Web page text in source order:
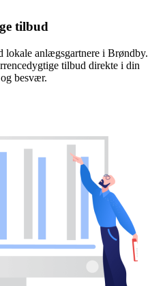
tilbud
lokale anlægsgartnere i Brøndby.
tilbud direkte i din
besvær.